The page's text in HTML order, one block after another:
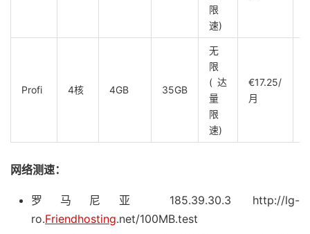
限
速)
Profi 4核 4GB 35GB
无
限
(达
量
限
速)
€17.25/
月
网络测速：
罗马尼亚 185.39.30.3 http://lg-
ro.Friendhosting.net/100MB.test